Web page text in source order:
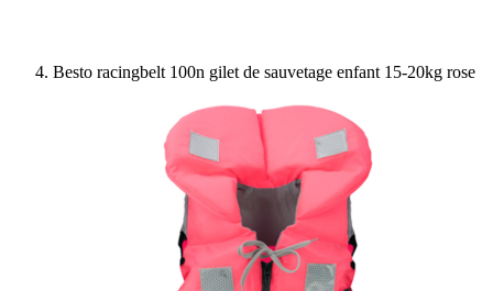
Besto racingbelt 100n gilet de sauvetage enfant 15-20kg rose